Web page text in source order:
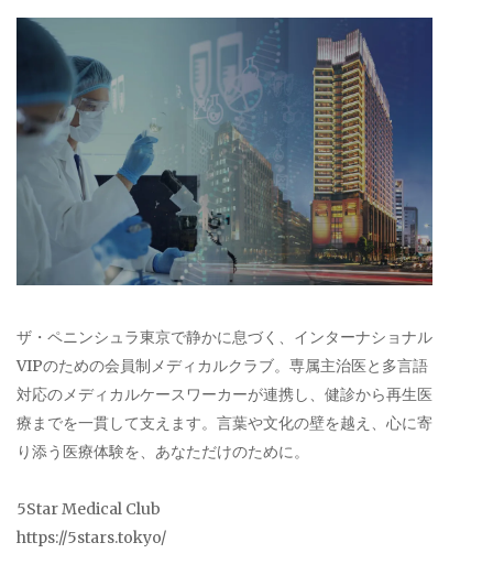
ザ・ペニンシュラ東京で静かに息づく、インターナショナル
VIPのための会員制メディカルクラブ。専属主治医と多言語
対応のメディカルケースワーカーが連携し、健診から再生医
療までを一貫して支えます。言葉や文化の壁を越え、心に寄
り添う医療体験を、あなただけのために。
5Star Medical Club
https://5stars.tokyo/